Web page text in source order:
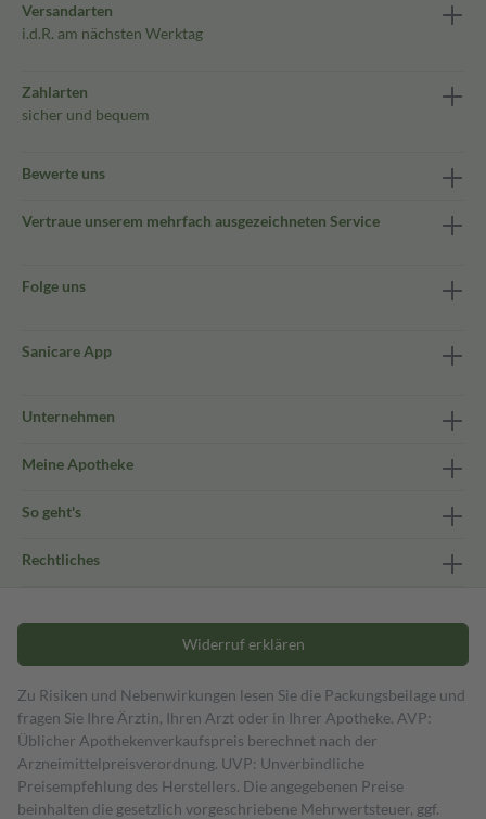
Versandarten
i.d.R. am nächsten Werktag
Zahlarten
sicher und bequem
Bewerte uns
Vertraue unserem mehrfach ausgezeichneten Service
Folge uns
Sanicare App
Unternehmen
Meine Apotheke
So geht's
Rechtliches
Widerruf erklären
Zu Risiken und Nebenwirkungen lesen Sie die Packungsbeilage und
fragen Sie Ihre Ärztin, Ihren Arzt oder in Ihrer Apotheke. AVP:
Üblicher Apothekenverkaufspreis berechnet nach der
Arzneimittelpreisverordnung. UVP: Unverbindliche
Preisempfehlung des Herstellers. Die angegebenen Preise
beinhalten die gesetzlich vorgeschriebene Mehrwertsteuer, ggf.